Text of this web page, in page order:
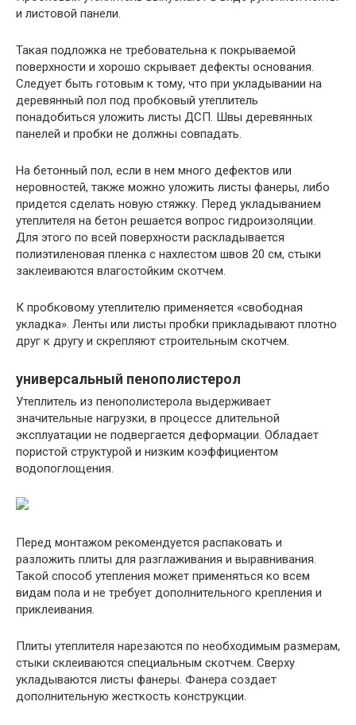
и листовой панели.
Такая подложка не требовательна к покрываемой
поверхности и хорошо скрывает дефекты основания.
Следует быть готовым к тому, что при укладывании на
деревянный пол под пробковый утеплитель
понадобиться уложить листы ДСП. Швы деревянных
панелей и пробки не должны совпадать.
На бетонный пол, если в нем много дефектов или
неровностей, также можно уложить листы фанеры, либо
придется сделать новую стяжку. Перед укладыванием
утеплителя на бетон решается вопрос гидроизоляции.
Для этого по всей поверхности раскладывается
полиэтиленовая пленка с нахлестом швов 20 см, стыки
заклеиваются влагостойким скотчем.
К пробковому утеплителю применяется «свободная
укладка». Ленты или листы пробки прикладывают плотно
друг к другу и скрепляют строительным скотчем.
универсальный пенополистерол
Утеплитель из пенополистерола выдерживает
значительные нагрузки, в процессе длительной
эксплуатации не подвергается деформации. Обладает
пористой структурой и низким коэффициентом
водопоглощения.
Перед монтажом рекомендуется распаковать и
разложить плиты для разглаживания и выравнивания.
Такой способ утепления может применяться ко всем
видам пола и не требует дополнительного крепления и
приклеивания.
Плиты утеплителя нарезаются по необходимым размерам,
стыки склеиваются специальным скотчем. Сверху
укладываются листы фанеры. Фанера создает
дополнительную жесткость конструкции.